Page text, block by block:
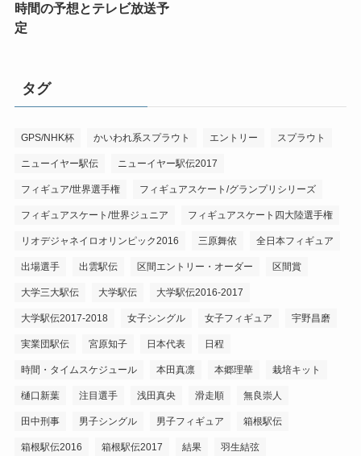
時間の予想とテレビ放送予
定
タグ
GPS/NHK杯 かいわれ系スプラウト エントリー スプラウト
ニューイヤー駅伝 ニューイヤー駅伝2017
フィギュア/世界選手権 フィギュアスケート/グランプリシリーズ
フィギュアスケート/世界ジュニア フィギュアスケート四大陸選手権
リオデジャネイロオリンピック2016 三原舞依 全日本フィギュア
出場選手 出雲駅伝 区間エントリー・オーダー 区間賞
大学三大駅伝 大学駅伝 大学駅伝2016-2017
大学駅伝2017-2018 女子シングル 女子フィギュア 宇野昌磨
実業団駅伝 宮原知子 日本代表 日程
時間・タイムスケジュール 本田真凛 本郷理華 栽培キット
樋口新葉 注目選手 浅田真央 滑走順 無良崇人
田中刑事 男子シングル 男子フィギュア 箱根駅伝
箱根駅伝2016 箱根駅伝2017 結果 羽生結弦